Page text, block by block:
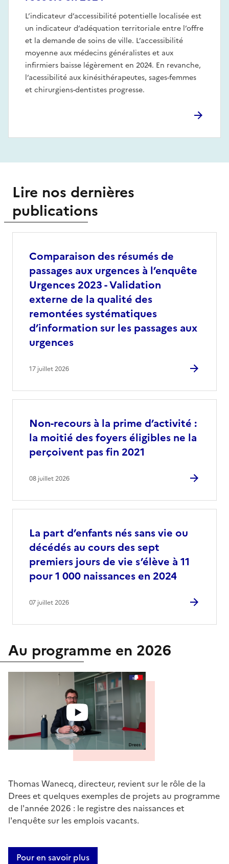
L’indicateur d’accessibilité potentielle localisée est
un indicateur d’adéquation territoriale entre l’offre
et la demande de soins de ville. L’accessibilité
moyenne aux médecins généralistes et aux
infirmiers baisse légèrement en 2024. En revanche,
l’acessibilité aux kinésithérapeutes, sages-femmes
et chirurgiens-dentistes progresse.
Lire nos dernières
publications
Comparaison des résumés de
passages aux urgences à l’enquête
Urgences 2023 - Validation
externe de la qualité des
remontées systématiques
d’information sur les passages aux
urgences
17 juillet 2026
Non-recours à la prime d’activité :
la moitié des foyers éligibles ne la
perçoivent pas fin 2021
08 juillet 2026
La part d’enfants nés sans vie ou
décédés au cours des sept
premiers jours de vie s’élève à 11
pour 1 000 naissances en 2024
07 juillet 2026
Au programme en 2026
Thomas Wanecq, directeur, revient sur le rôle de la
Drees et quelques exemples de projets au programme
de l'année 2026 : le registre des naissances et
l'enquête sur les emplois vacants.
Pour en savoir plus